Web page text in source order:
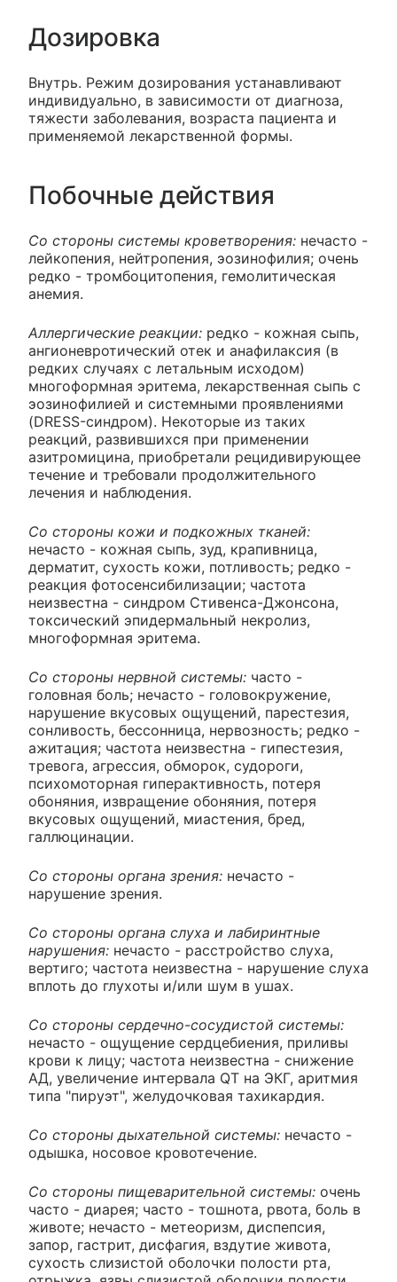
Дозировка
Внутрь. Режим дозирования устанавливают
индивидуально, в зависимости от диагноза,
тяжести заболевания, возраста пациента и
применяемой лекарственной формы.
Побочные действия
Со стороны системы кроветворения: нечасто -
лейкопения, нейтропения, эозинофилия; очень
редко - тромбоцитопения, гемолитическая
анемия.
Аллергические реакции: редко - кожная сыпь,
ангионевротический отек и анафилаксия (в
редких случаях с летальным исходом)
многоформная эритема, лекарственная сыпь с
эозинофилией и системными проявлениями
(DRESS-синдром). Некоторые из таких
реакций, развившихся при применении
азитромицина, приобретали рецидивирующее
течение и требовали продолжительного
лечения и наблюдения.
Со стороны кожи и подкожных тканей:
нечасто - кожная сыпь, зуд, крапивница,
дерматит, сухость кожи, потливость; редко -
реакция фотосенсибилизации; частота
неизвестна - синдром Стивенса-Джонсона,
токсический эпидермальный некролиз,
многоформная эритема.
Со стороны нервной системы: часто -
головная боль; нечасто - головокружение,
нарушение вкусовых ощущений, парестезия,
сонливость, бессонница, нервозность; редко -
ажитация; частота неизвестна - гипестезия,
тревога, агрессия, обморок, судороги,
психомоторная гиперактивность, потеря
обоняния, извращение обоняния, потеря
вкусовых ощущений, миастения, бред,
галлюцинации.
Со стороны органа зрения: нечасто -
нарушение зрения.
Со стороны органа слуха и лабиринтные
нарушения: нечасто - расстройство слуха,
вертиго; частота неизвестна - нарушение слуха
вплоть до глухоты и/или шум в ушах.
Со стороны сердечно-сосудистой системы:
нечасто - ощущение сердцебиения, приливы
крови к лицу; частота неизвестна - снижение
АД, увеличение интервала QT на ЭКГ, аритмия
типа "пируэт", желудочковая тахикардия.
Со стороны дыхательной системы: нечасто -
одышка, носовое кровотечение.
Со стороны пищеварительной системы: очень
часто - диарея; часто - тошнота, рвота, боль в
животе; нечасто - метеоризм, диспепсия,
запор, гастрит, дисфагия, вздутие живота,
сухость слизистой оболочки полости рта,